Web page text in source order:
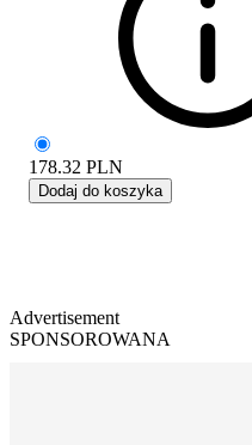
178.32 PLN
Dodaj do koszyka
Advertisement
SPONSOROWANA